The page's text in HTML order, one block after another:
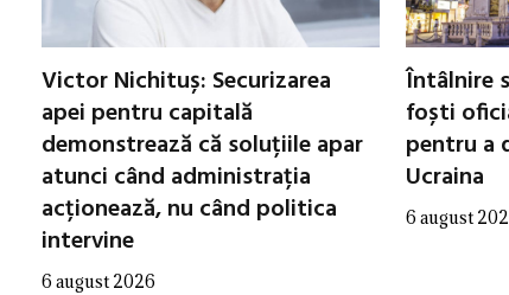
Victor Nichituș: Securizarea
apei pentru capitală
demonstrează că soluțiile apar
atunci când administrația
acționează, nu când politica
intervine
6 august 2026
Întâlnire
foști
pentru a
Ucraina
6 august